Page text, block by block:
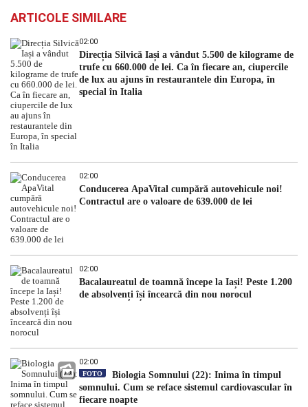
ARTICOLE SIMILARE
02:00
Direcția Silvică Iași a vândut 5.500 de kilograme de
trufe cu 660.000 de lei. Ca în fiecare an, ciupercile
de lux au ajuns în restaurantele din Europa, în
special în Italia
02:00
Conducerea ApaVital cumpără autovehicule noi!
Contractul are o valoare de 639.000 de lei
02:00
Bacalaureatul de toamnă începe la Iași! Peste 1.200
de absolvenți își încearcă din nou norocul
02:00
FOTO
Biologia Somnului (22): Inima în timpul
somnului. Cum se reface sistemul cardiovascular în
fiecare noapte